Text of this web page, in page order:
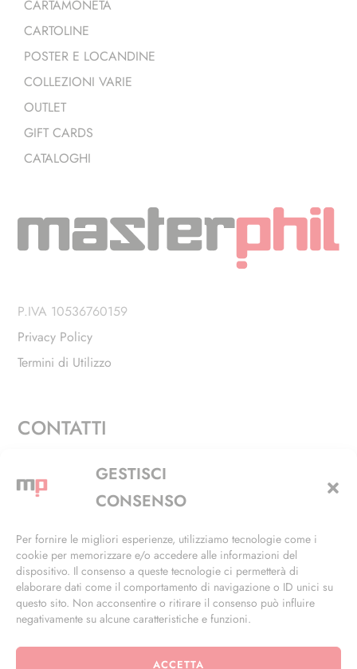
GESTISCI
CONSENSO
Per fornire le migliori esperienze, utilizziamo tecnologie come i
cookie per memorizzare e/o accedere alle informazioni del
dispositivo. Il consenso a queste tecnologie ci permetterà di
elaborare dati come il comportamento di navigazione o ID unici su
questo sito. Non acconsentire o ritirare il consenso può influire
negativamente su alcune caratteristiche e funzioni.
ACCETTA
CARTAMONETA
CARTOLINE
POSTER E LOCANDINE
COLLEZIONI VARIE
OUTLET
GIFT CARDS
CATALOGHI
P.IVA 10536760159
Privacy Policy
Termini di Utilizzo
CONTATTI
Via Alfieri, 27 - Trezzano Sul Naviglio (MI)
+39 02 4846 3155
info@masterphil.it